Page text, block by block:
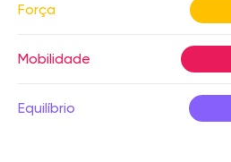
Força
Mobilidade
Equilíbrio